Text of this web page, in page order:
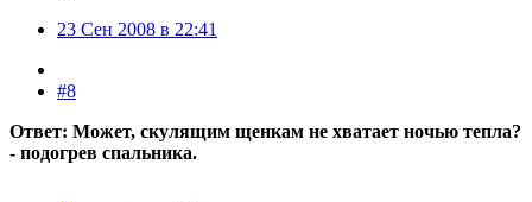
23 Сен 2008 в 22:41
#8
Ответ: Может, скулящим щенкам не хватает ночью тепла?
- подогрев спальника.